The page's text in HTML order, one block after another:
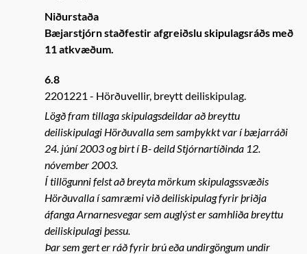
Niðurstaða
Bæjarstjórn staðfestir afgreiðslu skipulagsráðs með
11 atkvæðum.
6.8
2201221
Hörðuvellir, breytt deiliskipulag.
Lögð fram tillaga skipulagsdeildar að breyttu
deiliskipulagi Hörðuvalla sem samþykkt var í bæjarráði
24. júní 2003 og birt í B- deild Stjórnartíðinda 12.
nóvember 2003.
Í tillögunni felst að breyta mörkum skipulagssvæðis
Hörðuvalla í samræmi við deiliskipulag fyrir þriðja
áfanga Arnarnesvegar sem auglýst er samhliða breyttu
deiliskipulagi þessu.
Þar sem gert er ráð fyrir brú eða undirgöngum undir